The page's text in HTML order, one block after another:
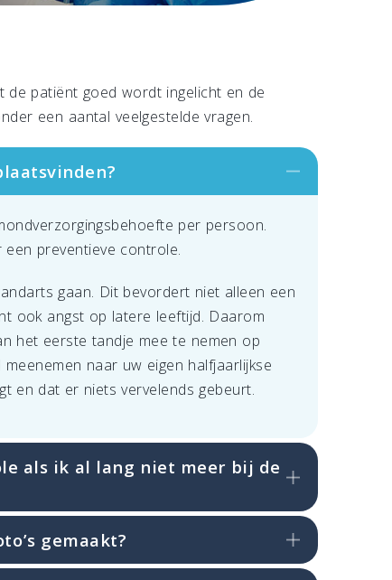
de patiënt goed wordt ingelicht en de
een aantal veelgestelde vragen.
per persoon.
preventieve controle.
gaan. Dit bevordert niet alleen een
ook angst op latere leeftijd. Daarom
het eerste tandje mee te nemen op
naar uw eigen halfjaarlijkse
en dat er niets vervelends gebeurt.
als ik al lang niet meer bij de
gemaakt?